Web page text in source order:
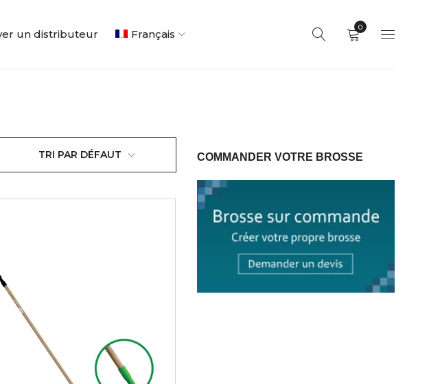
un distributeur Français
0
TRI PAR DÉFAUT COMMANDER VOTRE BROSSE